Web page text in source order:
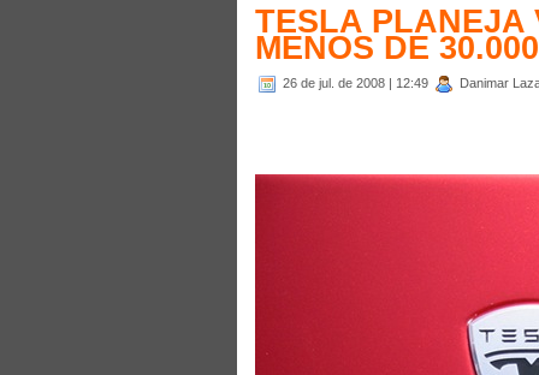
TESLA PLANEJA
MENOS DE
26 de jul. de 2008 | 12:49 Danimar